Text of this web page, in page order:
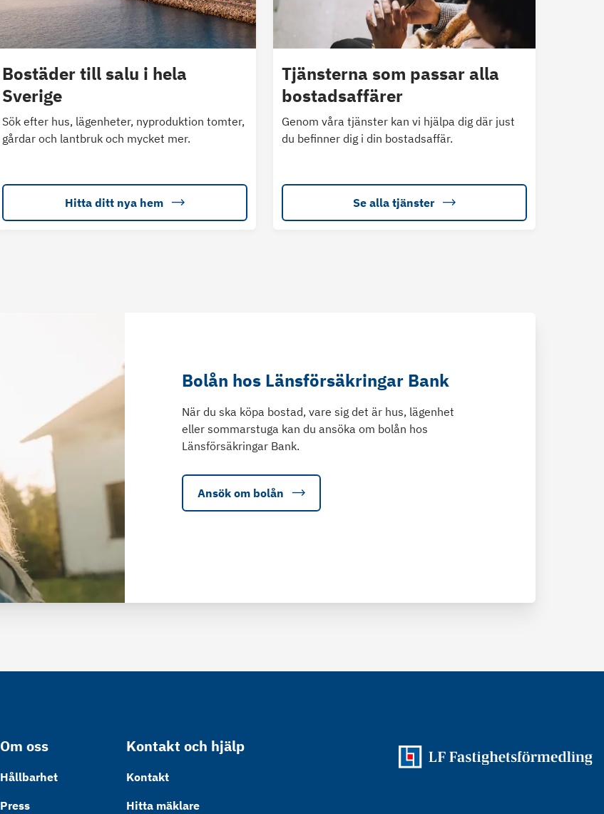
Bostäder till salu i hela
Sverige
Sök efter hus, lägenheter, nyproduktion tomter,
gårdar och lantbruk och mycket mer.
Hitta ditt nya hem
Tjänsterna som passar alla
bostadsaffärer
Genom våra tjänster kan vi hjälpa dig där just
du befinner dig i din bostadsaffär.
Se alla tjänster
Bolån hos Länsförsäkringar Bank
När du ska köpa bostad, vare sig det är hus, lägenhet
eller sommarstuga kan du ansöka om bolån hos
Länsförsäkringar Bank.
Ansök om bolån
Om oss
Hållbarhet
Press
Kontakt och hjälp
Kontakt
Hitta mäklare